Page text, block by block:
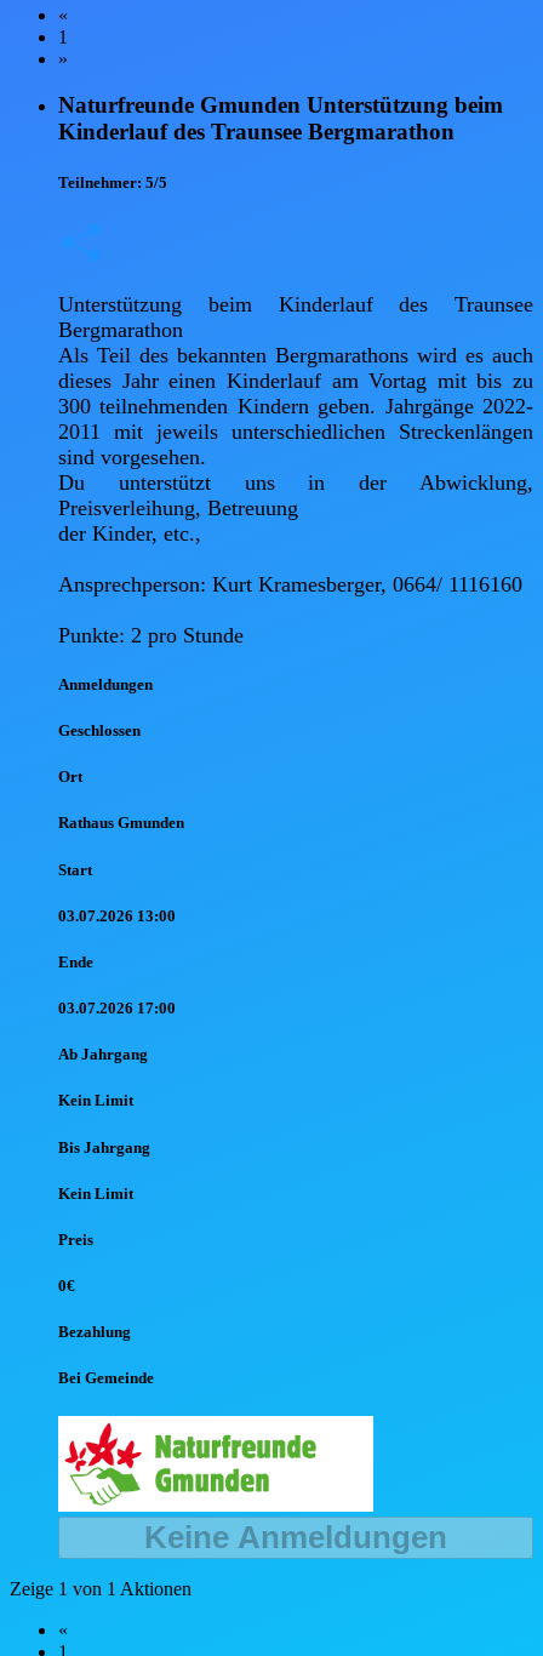
«
1
»
Naturfreunde Gmunden Unterstützung beim
Kinderlauf des Traunsee Bergmarathon
Teilnehmer: 5/5
Unterstützung beim Kinderlauf des Traunsee
Bergmarathon
Als Teil des bekannten Bergmarathons wird es auch
dieses Jahr einen Kinderlauf am Vortag mit bis zu
300 teilnehmenden Kindern geben. Jahrgänge 2022-
2011 mit jeweils unterschiedlichen Streckenlängen
sind vorgesehen.
Du unterstützt uns in der Abwicklung,
Preisverleihung, Betreuung
der Kinder, etc.,
Ansprechperson: Kurt Kramesberger, 0664/ 1116160
Punkte: 2 pro Stunde
Anmeldungen
Geschlossen
Ort
Rathaus Gmunden
Start
03.07.2026 13:00
Ende
03.07.2026 17:00
Ab Jahrgang
Kein Limit
Bis Jahrgang
Kein Limit
Preis
0€
Bezahlung
Bei Gemeinde
Keine Anmeldungen
Zeige 1 von 1 Aktionen
«
1